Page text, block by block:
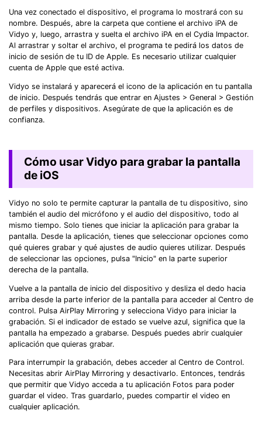
Una vez conectado el dispositivo, el programa lo mostrará con su
nombre. Después, abre la carpeta que contiene el archivo iPA de
Vidyo y, luego, arrastra y suelta el archivo iPA en el Cydia Impactor.
Al arrastrar y soltar el archivo, el programa te pedirá los datos de
inicio de sesión de tu ID de Apple. Es necesario utilizar cualquier
cuenta de Apple que esté activa.
Vidyo se instalará y aparecerá el icono de la aplicación en tu pantalla
de inicio. Después tendrás que entrar en Ajustes > General > Gestión
de perfiles y dispositivos. Asegúrate de que la aplicación es de
confianza.
Cómo usar Vidyo para grabar la pantalla
de iOS
Vidyo no solo te permite capturar la pantalla de tu dispositivo, sino
también el audio del micrófono y el audio del dispositivo, todo al
mismo tiempo. Solo tienes que iniciar la aplicación para grabar la
pantalla. Desde la aplicación, tienes que seleccionar opciones como
qué quieres grabar y qué ajustes de audio quieres utilizar. Después
de seleccionar las opciones, pulsa "Inicio" en la parte superior
derecha de la pantalla.
Vuelve a la pantalla de inicio del dispositivo y desliza el dedo hacia
arriba desde la parte inferior de la pantalla para acceder al Centro de
control. Pulsa AirPlay Mirroring y selecciona Vidyo para iniciar la
grabación. Si el indicador de estado se vuelve azul, significa que la
pantalla ha empezado a grabarse. Después puedes abrir cualquier
aplicación que quieras grabar.
Para interrumpir la grabación, debes acceder al Centro de Control.
Necesitas abrir AirPlay Mirroring y desactivarlo. Entonces, tendrás
que permitir que Vidyo acceda a tu aplicación Fotos para poder
guardar el video. Tras guardarlo, puedes compartir el video en
cualquier aplicación.